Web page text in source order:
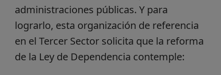
administraciones públicas. Y para
lograrlo, esta organización de referencia
en el Tercer Sector solicita que la reforma
de la Ley de Dependencia contemple: